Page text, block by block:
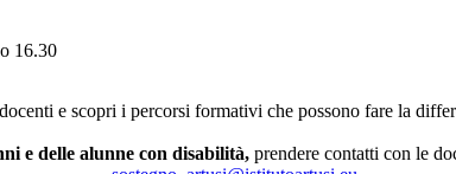
16.30
e scopri i percorsi formativi che possono fare la
e delle alunne con disabilità,prendere contatti con le